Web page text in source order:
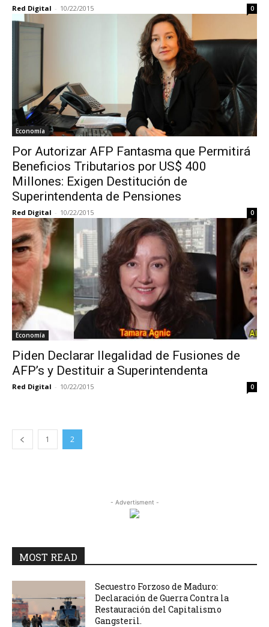
Red Digital - 10/22/2015 0
Economía
Por Autorizar AFP Fantasma que Permitirá
Beneficios Tributarios por US$ 400
Millones: Exigen Destitución de
Superintendenta de Pensiones
Red Digital - 10/22/2015 0
Economía
Piden Declarar Ilegalidad de Fusiones de
AFP’s y Destituir a Superintendenta
Red Digital - 10/22/2015 0
1 2
- Advertisment -
MOST READ
Secuestro Forzoso de Maduro:
Declaración de Guerra Contra la
Restauración del Capitalismo
Gangsteril.